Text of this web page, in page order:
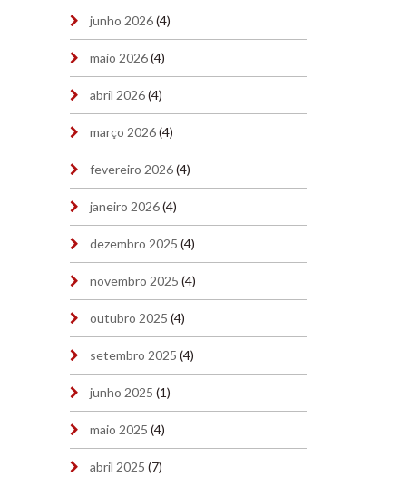
junho 2026(4)
maio 2026(4)
abril 2026(4)
março 2026(4)
fevereiro 2026(4)
janeiro 2026(4)
dezembro 2025 (4)
novembro 2025 (4)
outubro 2025 (4)
setembro 2025 (4)
junho 2025 (1)
maio 2025 (4)
abril 2025 (7)